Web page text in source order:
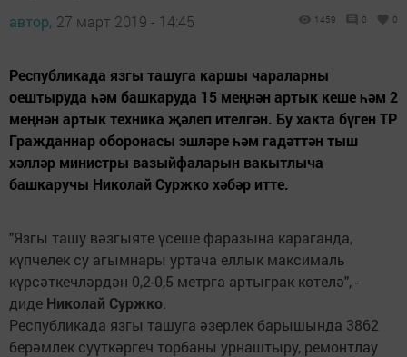
автор, 27 март 2019 - 14:45 1459 0 0
Республикада язгы ташуга каршы чараларны
оештыруда һәм башкаруда 15 меңнән артык кеше һәм 2
меңнән артык техника җәлеп ителгән. Бу хакта бүген ТР
Гражданнар оборонасы эшләре һәм гадәттән тыш
хәлләр министры вазыйфаларын вакытлыча
башкаручы Николай Суржко хәбәр итте.
"Язгы ташу вәзгыяте үсеше фаразына караганда,
күпчелек су агымнары уртача еллык максималь
күрсәткечләрдән 0,2-0,5 метрга артыграк көтелә", -
диде Николай Суржко.
Республикада язгы ташуга әзерлек барышында 3862
берәмлек суүткәргеч торбаны урнаштыру, ремонтлау